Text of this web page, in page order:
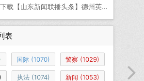
播头条】德州英望科技产品遍布全球28个国家 预计第四季度生产手机主板贴片100万片
表
国际 (1070) 警察 (1029)
执法 (1074) 新闻 (1053)